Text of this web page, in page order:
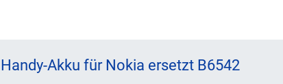
Handy-Akku für Nokia ersetzt B6542